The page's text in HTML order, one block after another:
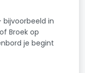
bijvoorbeeld in
Broek op
je begint